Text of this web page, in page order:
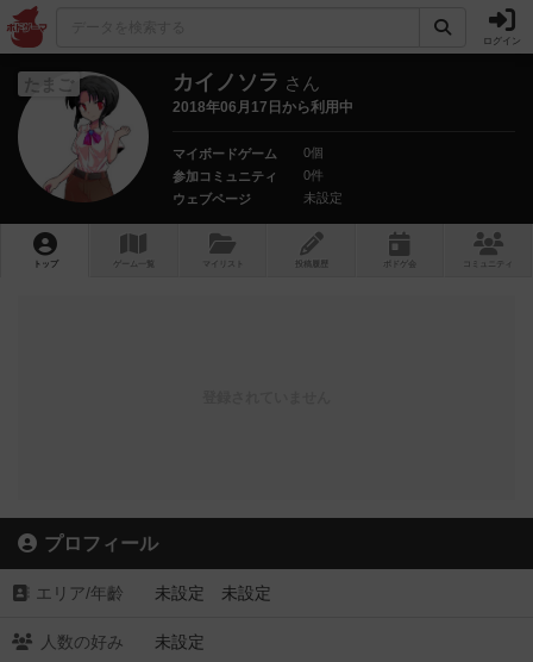
ログイン
たまご カイノソラ さん
2018年06月17日から利用中
マイボードゲーム
0個
参加コミュニティ
0件
ウェブページ
未設定
トップ ゲーム一覧 マイリスト 投稿履歴 ボ ドゲ コミュニティ
プロフィール
エリア/年齡 未設定 未設定
人数の好み 未設定